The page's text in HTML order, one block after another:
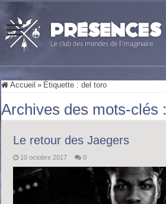
Accueil » Étiquette :del toro
Archives des mots-clés :
Le retour des Jaegers
10 octobre 2017 0